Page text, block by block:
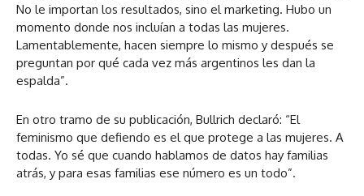
No le importan los resultados, sino el marketing. Hubo un
momento donde nos incluían a todas las mujeres.
Lamentablemente, hacen siempre lo mismo y después se
preguntan por qué cada vez más argentinos les dan la
espalda”.
En otro tramo de su publicación, Bullrich declaró: “El
feminismo que defiendo es el que protege a las mujeres. A
todas. Yo sé que cuando hablamos de datos hay familias
atrás, y para esas familias ese número es un todo”.